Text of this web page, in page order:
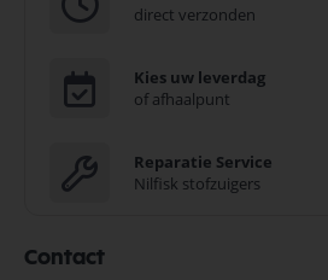
direct verzonden
Kies uw leverdag
of afhaalpunt
Reparatie Service
Nilfisk stofzuigers
Contact